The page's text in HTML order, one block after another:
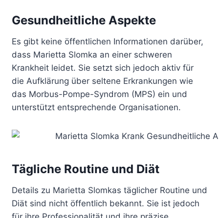
Gesundheitliche Aspekte
Es gibt keine öffentlichen Informationen darüber,
dass Marietta Slomka an einer schweren
Krankheit leidet. Sie setzt sich jedoch aktiv für
die Aufklärung über seltene Erkrankungen wie
das Morbus-Pompe-Syndrom (MPS) ein und
unterstützt entsprechende Organisationen.
Tägliche Routine und Diät
Details zu Marietta Slomkas täglicher Routine und
Diät sind nicht öffentlich bekannt. Sie ist jedoch